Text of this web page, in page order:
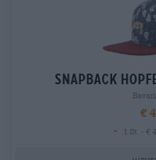
snapback
€
-
1 St. - €